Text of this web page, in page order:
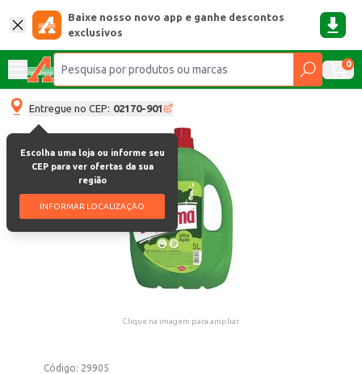
Baixe nosso novo app e ganhe descontos
exclusivos
0
Entregue no CEP: 02170-901
Escolha uma loja ou informe seu
CEP para ver ofertas da sua
região
INFORMAR LOCALIZAÇÃO
Clique na imagem para ampliar.
Código: 29905